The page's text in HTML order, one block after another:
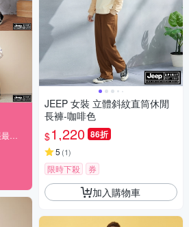
JEEP 女裝 立體斜紋直筒休閒
長褲-咖啡色
$1,220 86折
5 (1)
限時下殺 券
加入購物車